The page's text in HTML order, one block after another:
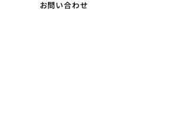
お問い合わせ